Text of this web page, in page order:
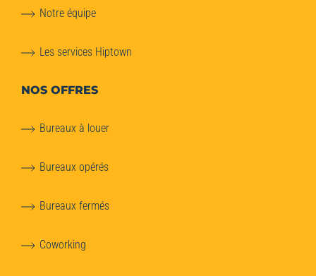
Notre équipe
Les services Hiptown
NOS OFFRES
Bureaux à louer
Bureaux opérés
Bureaux fermés
Coworking